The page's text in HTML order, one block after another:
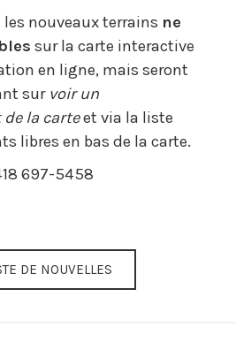
les nouveaux terrains ne
sur la carte interactive
en ligne, mais seront
sur voir un
la carteet via la liste
libres en bas de la carte.
697-5458
DE NOUVELLES